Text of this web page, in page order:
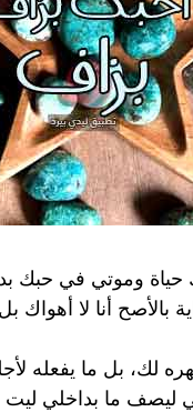
وموتي في حبك
بالأصح أنا لا
لك، بل ما يفعله
ما بداخلي ليت